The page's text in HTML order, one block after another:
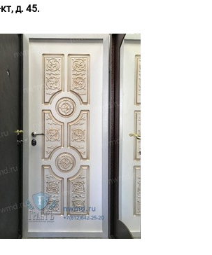
д. 45.